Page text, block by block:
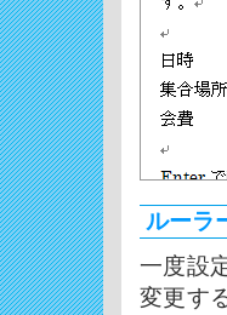
ルーラ
一度設
変更す